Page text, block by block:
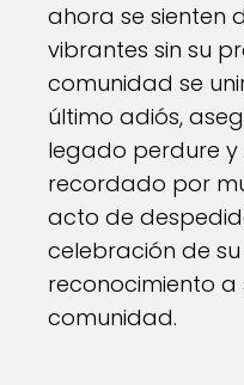
ahora se sienten
vibrantes sin su
comunidad se
último adiós,
legado perdure y
recordado por
acto de
celebración de
reconocimiento
comunidad.